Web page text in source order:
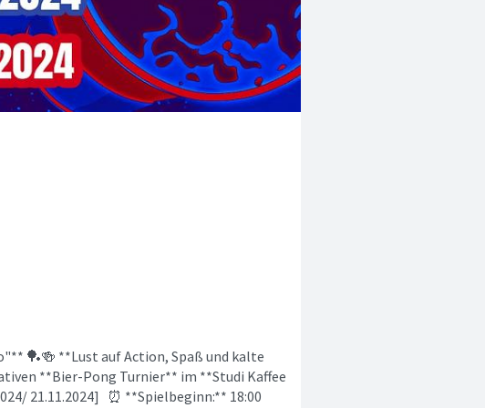
🏓🍻 **Lust auf Action, Spaß und kalte
**Bier-Pong Turnier** im **Studi Kaffee
21.11.2024] ⏰ **Spielbeginn:** 18:00